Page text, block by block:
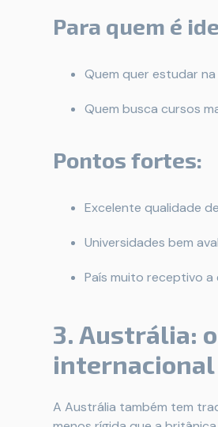
Para quem é
Quem quer estudar
Quem busca cursos
Pontos fortes:
Excelente qualidade
Universidades bem
País muito receptivo
3. Austrália:
internacional
A Austrália também tem